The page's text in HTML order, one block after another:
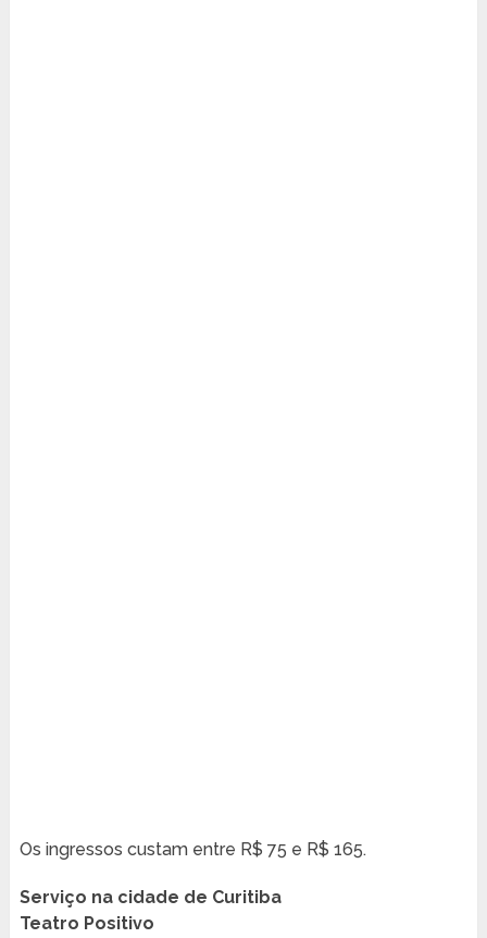
Os ingressos custam entre R$ 75 e R$ 165.
Serviço na cidade de Curitiba
Teatro Positivo